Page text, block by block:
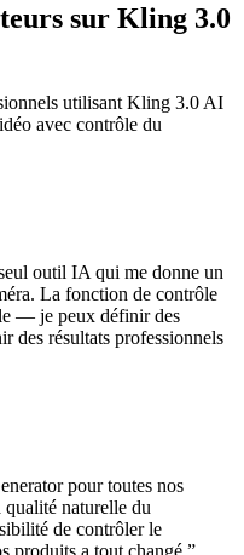
sur Kling 3.0
utilisant Kling 3.0 AI
avec contrôle du
outil IA qui me donne un
La fonction de contrôle
— je peux définir des
des résultats professionnels
pour toutes nos
naturelle du
de contrôler le
produits a tout changé.”